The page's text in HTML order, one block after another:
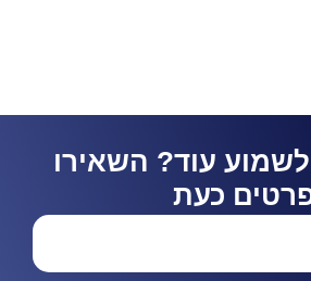
לשמוע עוד? השאירו
כעת